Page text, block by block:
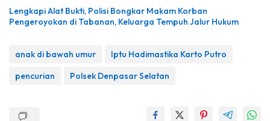
Lengkapi Alat Bukti, Polisi Bongkar Makam Korban
Pengeroyokan di Tabanan, Keluarga Tempuh Jalur Hukum
anak di bawah umur
Iptu Hadimastika Karto Putro
pencurian
Polsek Denpasar Selatan